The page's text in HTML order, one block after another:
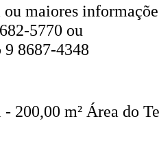
maiores
5770 ou
8687-4348
200,00 m² Área do